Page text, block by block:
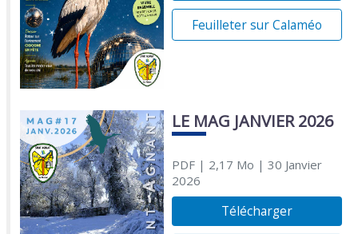
Feuilleter sur Calaméo
LE MAG JANVIER 2026
PDF| 2,17 Mo | 30 Janvier
2026
Télécharger